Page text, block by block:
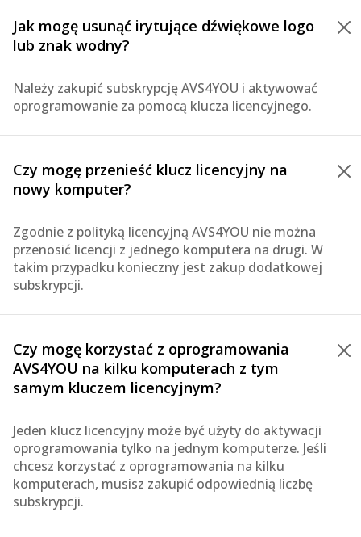
Jak mogę usunąć irytujące dźwiękowe logo
lub znak wodny?
Należy zakupić subskrypcję AVS4YOU i aktywować
oprogramowanie za pomocą klucza licencyjnego.
Czy mogę przenieść klucz licencyjny na
nowy komputer?
Zgodnie z polityką licencyjną AVS4YOU nie można
przenosić licencji z jednego komputera na drugi. W
takim przypadku konieczny jest zakup dodatkowej
subskrypcji.
Czy mogę korzystać z oprogramowania
AVS4YOU na kilku komputerach z tym
samym kluczem licencyjnym?
Jeden klucz licencyjny może być użyty do aktywacji
oprogramowania tylko na jednym komputerze. Jeśli
chcesz korzystać z oprogramowania na kilku
komputerach, musisz zakupić odpowiednią liczbę
subskrypcji.